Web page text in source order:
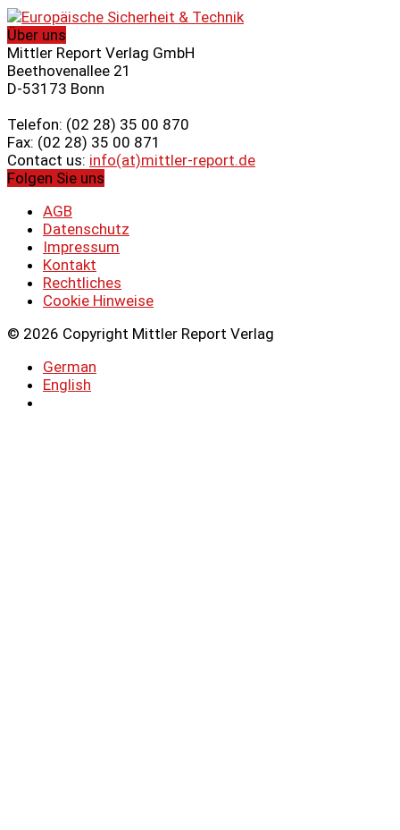
Über uns
Mittler Report Verlag GmbH
Beethovenallee 21
D-53173 Bonn
Telefon: (02 28) 35 00 870
Fax: (02 28) 35 00 871
Contact us: info(at)mittler-report.de
Folgen Sie uns
AGB
Datenschutz
Impressum
Kontakt
Rechtliches
Cookie Hinweise
© 2026 Copyright Mittler Report Verlag
German
English